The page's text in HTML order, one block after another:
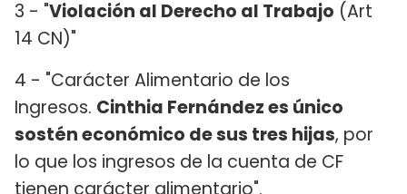
3 - "Violación al Derecho al Trabajo (Art
14 CN)"
4 - "Carácter Alimentario de los
Ingresos. Cinthia Fernández es único
sostén económico de sus tres hijas, por
lo que los ingresos de la cuenta de CF
tienen carácter alimentario".